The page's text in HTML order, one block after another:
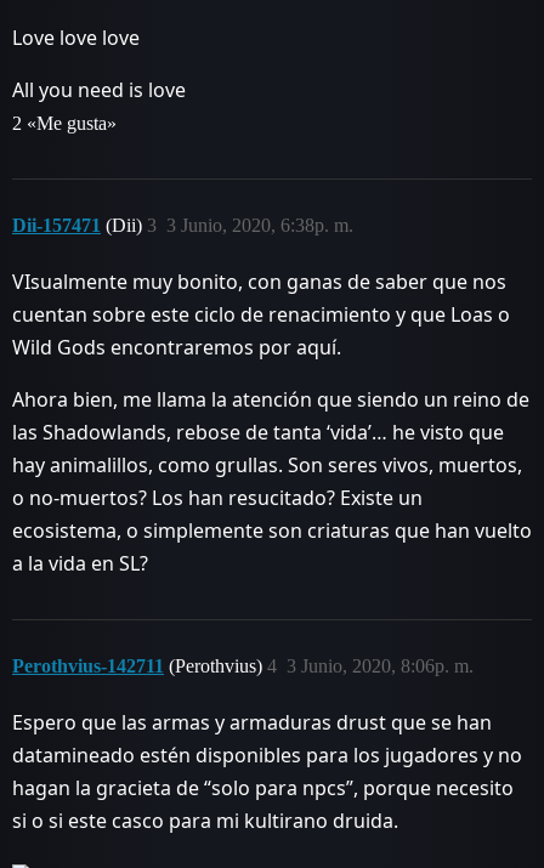
Love love love
All you need is love
2 «Me gusta»
Dii-157471 (Dii) 3 Junio, 2020, 6:38p. m.
3
VIsualmente muy bonito, con ganas de saber que nos
cuentan sobre este ciclo de renacimiento y que Loas o
Wild Gods encontraremos por aquí.
Ahora bien, me llama la atención que siendo un reino de
las Shadowlands, rebose de tanta ‘vida’… he visto que
hay animalillos, como grullas. Son seres vivos, muertos,
o no-muertos? Los han resucitado? Existe un
ecosistema, o simplemente son criaturas que han vuelto
a la vida en SL?
Perothvius-142711 (Perothvius) 3 Junio, 2020, 8:06p. m.
4
Espero que las armas y armaduras drust que se han
datamineado estén disponibles para los jugadores y no
hagan la gracieta de “solo para npcs”, porque necesito
si o si este casco para mi kultirano druida.